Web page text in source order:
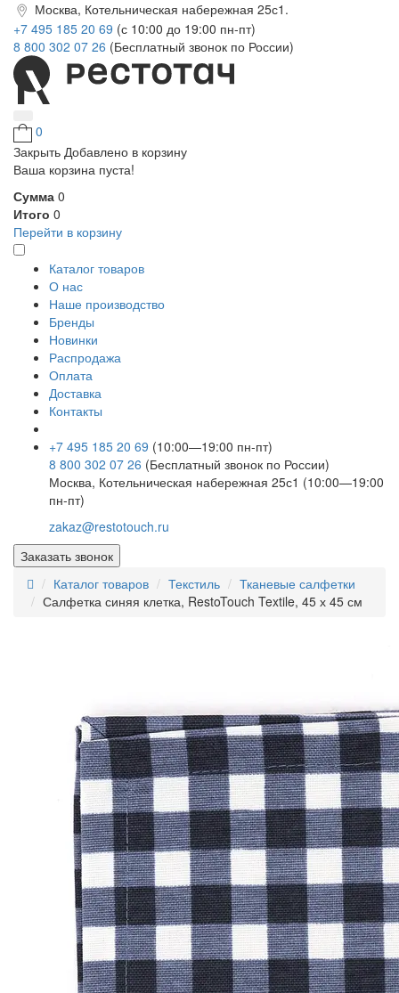
Москва, Котельническая набережная 25с1.
+7 495 185 20 69 (с 10:00 до 19:00 пн-пт)
8 800 302 07 26 (Бесплатный звонок по России)
0
Закрыть Добавлено в корзину
Ваша корзина пуста!
Сумма 0
Итого 0
Перейти в корзину
Каталог товаров
О нас
Наше производство
Бренды
Новинки
Распродажа
Оплата
Доставка
Контакты
+7 495 185 20 69 (10:00—19:00 пн-пт)
8 800 302 07 26 (Бесплатный звонок по России)
Москва, Котельническая набережная 25с1 (10:00—19:00
пн-пт)
zakaz@restotouch.ru
Заказать звонок
Каталог товаров
Текстиль
Тканевые салфетки
Салфетка синяя клетка, RestoTouch Textile, 45 х 45 см